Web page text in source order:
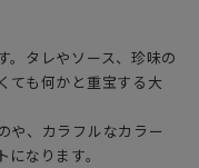
。タレやソース、珍味の
ても何かと重宝する大
や、カラフルなカラー
なります。